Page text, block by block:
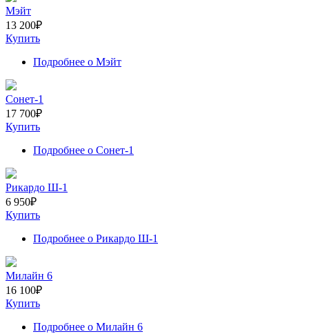
Мэйт
13 200₽
Купить
Подробнее о Мэйт
Сонет-1
17 700₽
Купить
Подробнее о Сонет-1
Рикардо Ш-1
6 950₽
Купить
Подробнее о Рикардо Ш-1
Милайн 6
16 100₽
Купить
Подробнее о Милайн 6